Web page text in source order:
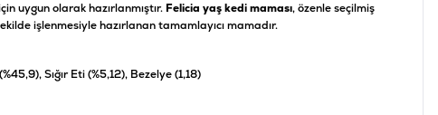
uygun olarak hazırlanmıştır. Felicia yaş kedi maması, özenle seçilmiş
işlenmesiyle hazırlanan tamamlayıcı mamadır.
Sığır Eti (%5,12), Bezelye (1,18)